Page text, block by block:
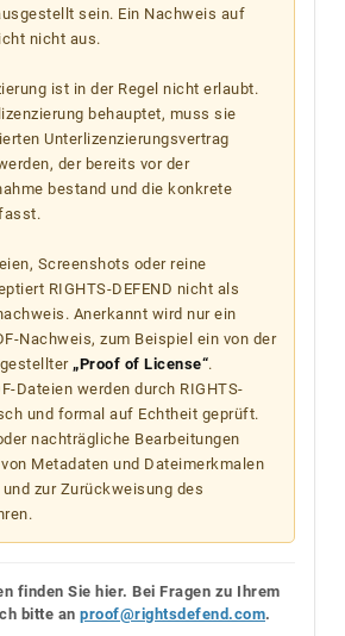
sein. Ein Nachweis auf
nicht aus.
ist in der Regel nicht erlaubt.
behauptet, muss sie
Unterlizenzierungsvertrag
der bereits vor der
bestand und die konkrete
Screenshots oder reine
RIGHTS-DEFEND nicht als
Anerkannt wird nur ein
Nachweis, zum Beispiel ein von der
„Proof of License“.
Dateien werden durch RIGHTS-
und formal auf Echtheit geprüft.
nachträgliche Bearbeitungen
Metadaten und Dateimerkmalen
zur Zurückweisung des
finden Sie hier. Bei Fragen zu Ihrem
bitte an proof@rightsdefend.com.